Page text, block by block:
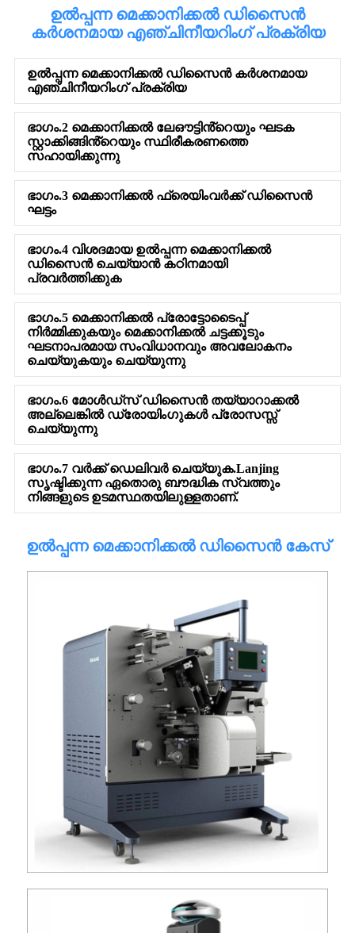
ഉൽപ്പന്ന മെക്കാനിക്കൽ ഡിസൈൻ
കർശനമായ എഞ്ചിനീയറിംഗ് പ്രക്രിയ
ഉൽപ്പന്ന മെക്കാനിക്കൽ ഡിസൈൻ കർശനമായ
എഞ്ചിനീയറിംഗ് പ്രക്രിയ
ഭാഗം.2 മെക്കാനിക്കൽ ലേഔട്ടിൻ്റെയും ഘടക
സ്റ്റാക്കിങ്ങിൻ്റെയും സ്ഥിരീകരണത്തെ
സഹായിക്കുന്നു
ഭാഗം.3 മെക്കാനിക്കൽ ഫ്രെയിംവർക്ക് ഡിസൈൻ
ഘട്ടം
ഭാഗം.4 വിശദമായ ഉൽപ്പന്ന മെക്കാനിക്കൽ
ഡിസൈൻ ചെയ്യാൻ കഠിനമായി
പ്രവർത്തിക്കുക
ഭാഗം.5 മെക്കാനിക്കൽ പ്രോട്ടോടൈപ്പ്
നിർമ്മിക്കുകയും മെക്കാനിക്കൽ ചട്ടക്കൂടും
ഘടനാപരമായ സംവിധാനവും അവലോകനം
ചെയ്യുകയും ചെയ്യുന്നു
ഭാഗം.6 മോൾഡ്സ് ഡിസൈൻ തയ്യാറാക്കൽ
അല്ലെങ്കിൽ ഡ്രോയിംഗുകൾ പ്രോസസ്സ്
ചെയ്യുന്നു
ഭാഗം.7 വർക്ക് ഡെലിവർ ചെയ്യുക.Lanjing
സൃഷ്ടിക്കുന്ന ഏതൊരു ബൗദ്ധിക സ്വത്തും
നിങ്ങളുടെ ഉടമസ്ഥതയിലുള്ളതാണ്.
ഉൽപ്പന്ന മെക്കാനിക്കൽ ഡിസൈൻ കേസ്